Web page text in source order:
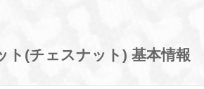
ト(チェスナット) 基本情報